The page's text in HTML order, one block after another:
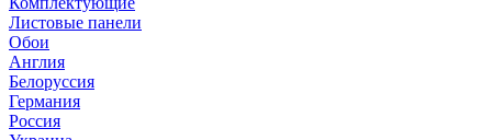
Листовые панели
Обои
Англия
Белоруссия
Германия
Россия